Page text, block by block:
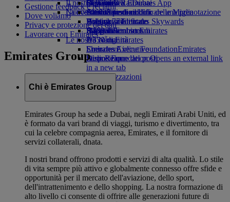
tab
Bevande
La nostra flotta
Boeing 777
A380 di Emirates
A350 di Emirates
Emirates Executive
Disposizione dei posti
Giocattoli
Attività per bambini
Il nostro pianeta
Attività sostenibili
Politica ambientale
Rapporti ambientali
Le nostre comunità
Emirates Airline FoundationEmirates
Airline Foundation Opens an external link
in a new tab
Sponsorizzazioni
Da Ginevra a Dubai
Nuove destinazioni
Helsinki
Hangzhou
Đà Nẵng
Shenzhen
Siem Reap
Skywards Rail
Strumento di calcolo delle Miglia
Accesso a Emirates Skywards
Skywards+
Cellulare ed Emirates App
Cancellare o modificare una prenotazione
Viaggio modificato
Informazioni su Emirates
Gestione feedback e reclami
Dove voliamo
Privacy e protezione dei dati
Lavorare con Emirates
Emirates Group
Chi è Emirates Group
Emirates Group ha sede a Dubai, negli Emirati Arabi Uniti, ed
è formato da vari brand di viaggi, turismo e divertimento, tra
cui la celebre compagnia aerea, Emirates, e il fornitore di
servizi collaterali, dnata.
I nostri brand offrono prodotti e servizi di alta qualità. Lo stile
di vita sempre più attivo e globalmente connesso offre sfide e
opportunità per il mercato dell'aviazione, dello sport,
dell'intrattenimento e dello shopping. La nostra formazione di
alto livello ci consente di offrire alle generazioni future di